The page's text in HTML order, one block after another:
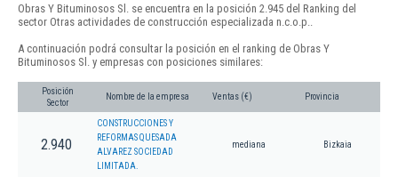
Obras Y Bituminosos Sl. se encuentra en la posición 2.945 del Ranking del
sector Otras actividades de construcción especializada n.c.o.p..
A continuación podrá consultar la posición en el ranking de Obras Y
Bituminosos Sl. y empresas con posiciones similares:
Posición
Sector
Nombre de la empresa Ventas (€) Provincia
2.940
CONSTRUCCIONES Y
REFORMAS QUESADA
ALVAREZ SOCIEDAD
LIMITADA.
mediana Bizkaia